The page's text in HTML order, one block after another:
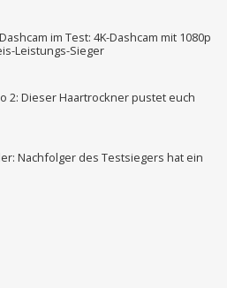
im Test: 4K-Dashcam mit 1080p
Leistungs-Sieger
2: Dieser Haartrockner pustet euch
Nachfolger des Testsiegers hat ein